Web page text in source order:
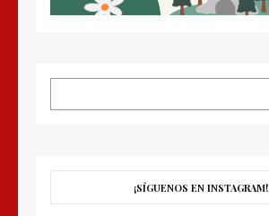
¡SÍGUENOS EN INSTAGRAM!